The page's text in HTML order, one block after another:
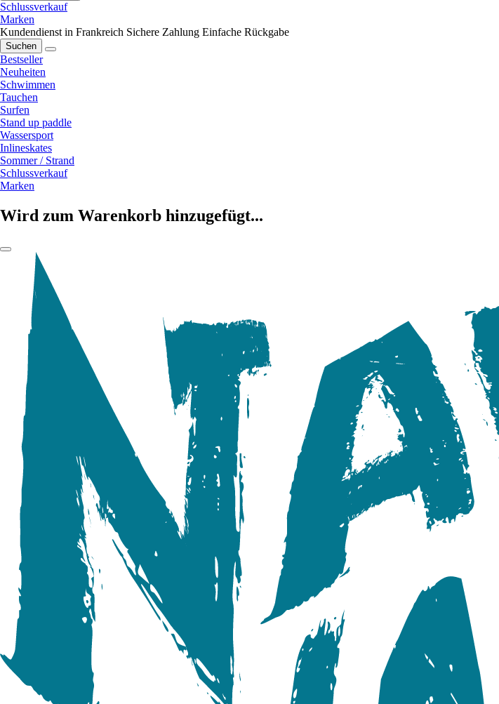
Schlussverkauf
Marken
Kundendienst in Frankreich Sichere Zahlung Einfache Rückgabe
Suchen
Bestseller
Neuheiten
Schwimmen
Tauchen
Surfen
Stand up paddle
Wassersport
Inlineskates
Sommer / Strand
Schlussverkauf
Marken
Wird zum Warenkorb hinzugefügt...